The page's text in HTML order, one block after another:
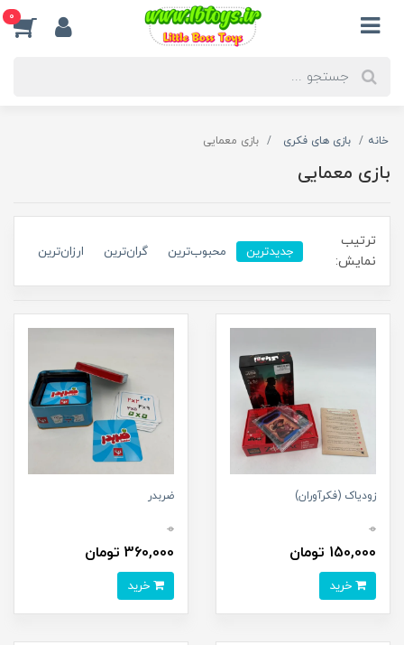
0
خانه بازی های فکری بازی معمایی
بازی معمایی
ترتیب
نمایش:
جدیدترین محبوب‌ترین گران‌ترین ارزان‌ترین
زودیاک (فکرآوران)
0
150,000 تومان
ضربدر
0
360,000 تومان